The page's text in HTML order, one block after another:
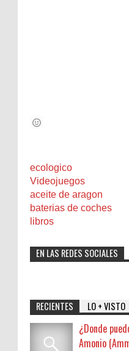
ecologico
Videojuegos
aceite de aragon
baterias de coches
libros
EN LAS REDES SOCIALES
RECIENTES LO + VISTO
¿Donde
Amonio